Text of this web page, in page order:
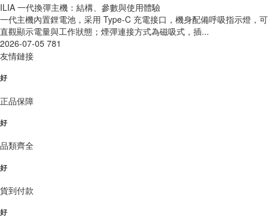
ILIA 一代換彈主機：結構、參數與使用體驗
一代主機內置鋰電池，采用 Type-C 充電接口，機身配備呼吸指示燈，可
直觀顯示電量與工作狀態；煙彈連接方式為磁吸式，插...
2026-07-05 781
友情鏈接
好
正品保障
好
品類齊全
好
貨到付款
好